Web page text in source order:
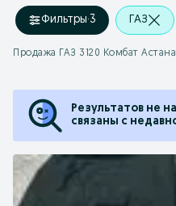
Фильтры·3 ГАЗ
Продажа ГАЗ 3120 Комбат Астана
Результатов не
связаны с